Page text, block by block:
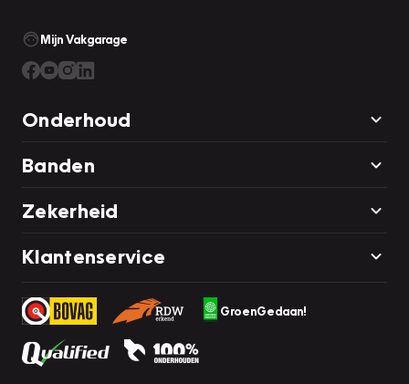
Mijn Vakgarage
Onderhoud
Banden
Zekerheid
Klantenservice
GroenGedaan!